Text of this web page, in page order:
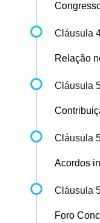
Cláusula
Relação
Cláusula
Cláusula
Acordos
Cláusula
Foro